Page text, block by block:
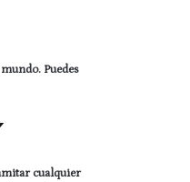
Puedes
cualquier